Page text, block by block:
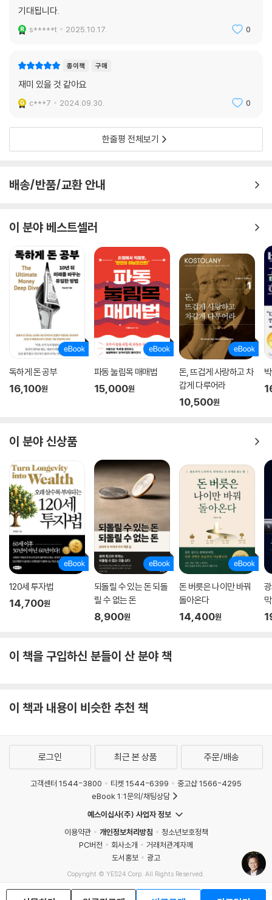
이 장에서는 부자의 개념과 우리가 왜 부자가 되어야 하는지 다룬다. 좋든
어야 하는 이유는 돈을 많이 벌어서 맛있는 음식을 먹거나, 좋은 옷을 사기
까? 자본주의 사회에서 경제적 독립이란 그 자체로 ‘자유’와 연결되기 때문
이다. 즉, 행복한 부자란 졸부의 이미지와는 거리가 멀다. 단순히 돈을 많이
으로써 돈으로부터 자유로워진 사람. 경제적 독립 이후에 오는 행복과 미
리의 말에 따르면 가장 자유롭고 행복한 사람이 부자라고 볼 수 있다.
성원인 개개인이 부자가 되어야 한다. 그러기 위해 존리는 일관되게 교육
하기를 꺼리는 사람이 많다. 아울러 금융 즉 주식 투자로 번 돈을 ‘불로소
득’이라며 마치 도덕적으로 문제가 있는 것처럼 치부하는 문화가 여전하
다. 지금 대한민국의 현실을 구성하는 우리들은 그런 경직된 문화 속에서
살았지만, 앞으로 대한민국에 살아갈 아이들이 그런 어리석은 가치관을 그
대로 답습하게 만들면 안 된다. 개인과 가정의 돈에 관한 가치관이 바뀔 때,
대한민국의 질적인 성장을 가로막는 돈에 관한 편견도 사라질 것이다.
기대됩니다.
s*****t 2025.10.17. 0
종이책 구매
재미 있을 것 같아요
c***7 2024.09.30. 0
한줄평 전체보기
배송/반품/교환 안내
이 분야 베스트셀러
독하게 돈 공부
16,100원
파동 눌림목 매매법
15,000원
돈, 뜨겁게 사랑하고 차
갑게 다루어라
10,500원
이 분야 신상품
120세 투자법
14,700원
되돌릴 수 있는 돈 되돌
릴 수 없는 돈
8,900원
돈 버릇은 나이만 바꿔
돌아온다
14,400원
이 책을 구입하신 분들이 산 분야 책
이 책과 내용이 비슷한 추천 책
로그인 최근 본 상품 주문/배송
고객센터 1544-3800 티켓 1544-6399
중고샵 1566-4295
eBook 1:1문의/채팅상담
예스이십사(주) 사업자 정보
이용약관
개인정보처리방침
청소년보호정책
PC버전
회사소개
거래처관계자께
도서홍보
광고
Copyright © YES24 Corp. All Rights Reserved.